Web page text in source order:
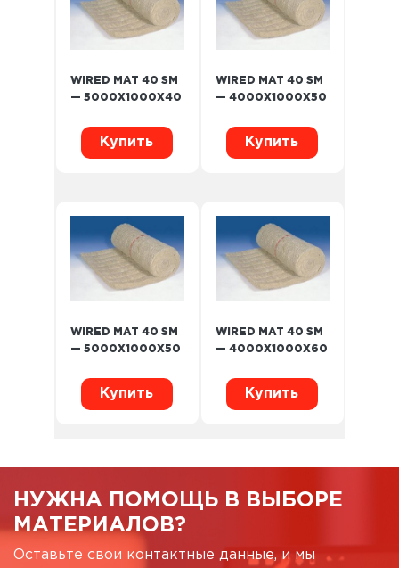
WIRED MAT 40 SM
— 5000X1000X40
Купить
WIRED MAT 40 SM
— 4000X1000X50
Купить
WIRED MAT 40 SM
— 5000X1000X50
Купить
WIRED MAT 40 SM
— 4000X1000X60
Купить
НУЖНА ПОМОЩЬ В ВЫБОРЕ
МАТЕРИАЛОВ?
Оставьте свои контактные данные, и мы